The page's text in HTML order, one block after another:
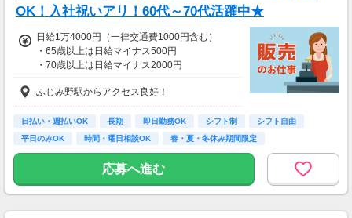
OK！入社祝いアリ！60代～70代活躍中★
日給1万4000円（一律交通費1000円含む）
・65歳以上は日給マイナス500円
・70歳以上は日給マイナス2000円
＜交通誘導2級以上の資格をお持ちの方＞
日給1万4,000円（交通費一律1,000円を含む）
・65歳以上は日給マイナス500円
・70歳以上は日給マイナス1000円
1勤務につき1000円支給します
■65歳～69歳迄では他の年代と同じ現場でも
ふじみ野駅からアクセス良好！
日払い・週払いOK 長期 即日勤務OK シフト制
シフト自由
平日のみOK
時間・曜日相談OK
春・夏・冬休み期間限定
副業・ＷワークOK
応募へ進む